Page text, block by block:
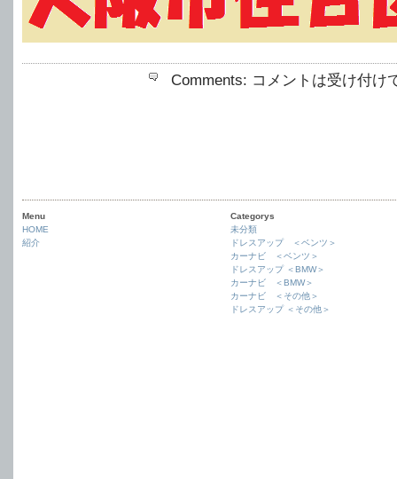
Comments: コメントは受け付け
Menu
HOME
紹介
Categorys
未分類
ドレスアップ ＜ベンツ＞
カーナビ ＜ベンツ＞
ドレスアップ ＜BMW＞
カーナビ ＜BMW＞
カーナビ ＜その他＞
ドレスアップ ＜その他＞